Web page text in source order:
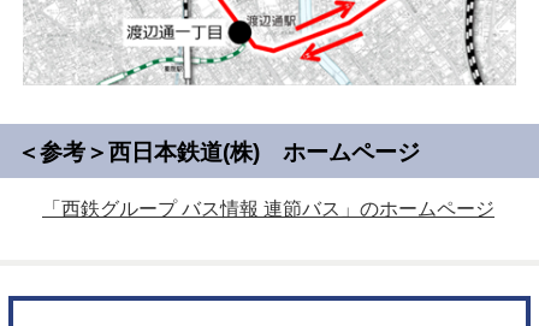
＜参考＞西日本鉄道(株) ホームページ
「西鉄グループ バス情報 連節バス」のホームページ